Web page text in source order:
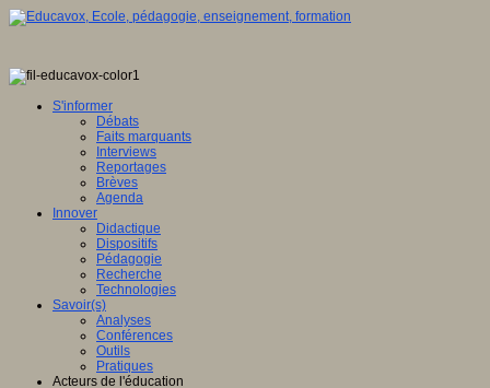
S'informer
Débats
Faits marquants
Interviews
Reportages
Brèves
Agenda
Innover
Didactique
Dispositifs
Pédagogie
Recherche
Technologies
Savoir(s)
Analyses
Conférences
Outils
Pratiques
Acteurs de l'éducation